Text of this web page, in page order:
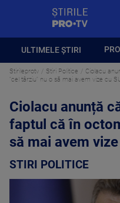
ULTIMELE ȘTIRI
Stirileprotv Stiri Politice
Ciolacu
”cel târziu” nu o să mai avem vize cu
Ciolacu anunță
faptul că în
să mai avem
STIRI POLITICE